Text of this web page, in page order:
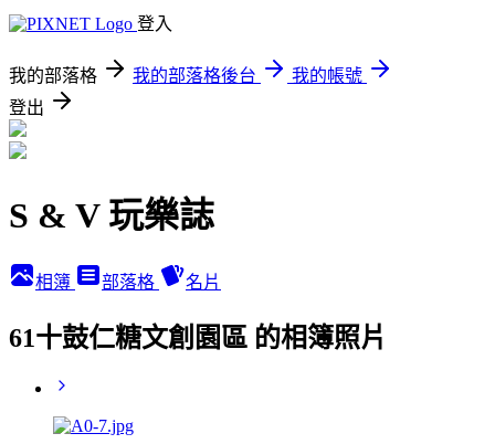
登入
我的部落格 我的部落格後台
我的帳號
登出
S & V 玩樂誌
相簿 部落格 名片
61十鼓仁糖文創園區 的相簿照片